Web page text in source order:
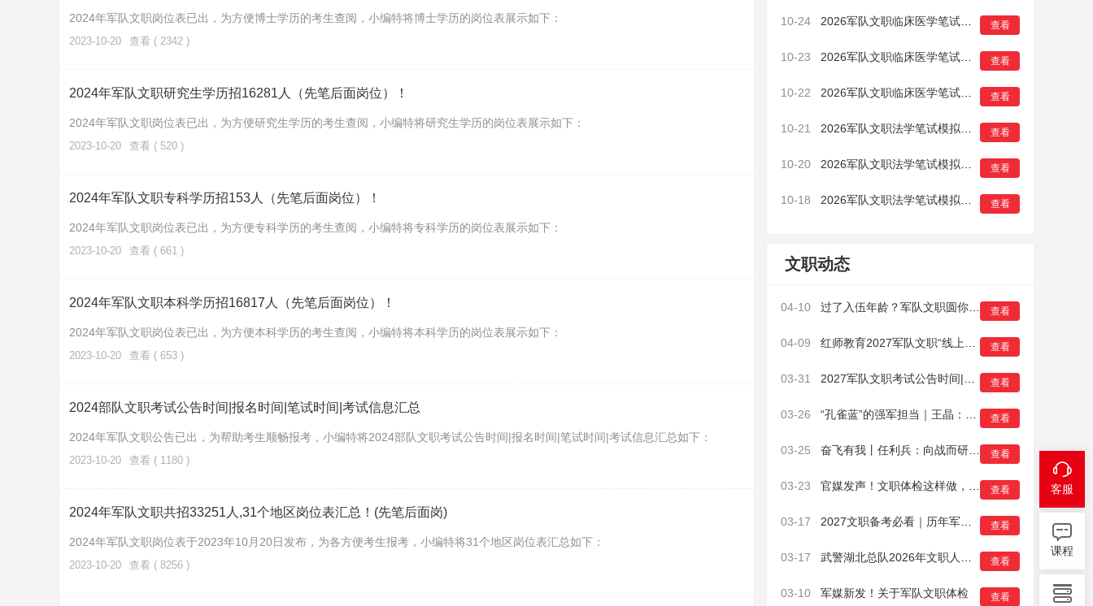
2024年军队文职岗位表已出，为方便博士学历的考生查阅，小编特将博士学历的岗位表展示如下：
2023-10-20 查看 ( 2342 )
2024年军队文职研究生学历招16281人（先笔后面岗位）！
2024年军队文职岗位表已出，为方便研究生学历的考生查阅，小编特将研究生学历的岗位表展示如下：
2023-10-20 查看 ( 520 )
2024年军队文职专科学历招153人（先笔后面岗位）！
2024年军队文职岗位表已出，为方便专科学历的考生查阅，小编特将专科学历的岗位表展示如下：
2023-10-20 查看 ( 661 )
2024年军队文职本科学历招16817人（先笔后面岗位）！
2024年军队文职岗位表已出，为方便本科学历的考生查阅，小编特将本科学历的岗位表展示如下：
2023-10-20 查看 ( 653 )
2024部队文职考试公告时间|报名时间|笔试时间|考试信息汇总
2024年军队文职公告已出，为帮助考生顺畅报考，小编特将2024部队文职考试公告时间|报名时间|笔试时间|考试信息汇总如下：
2023-10-20 查看 ( 1180 )
2024年军队文职共招33251人,31个地区岗位表汇总！(先笔后面岗)
2024年军队文职岗位表于2023年10月20日发布，为各方便考生报考，小编特将31个地区岗位表汇总如下：
2023-10-20 查看 ( 8256 )
10-24 查看
10-23 查看
10-22 查看
10-21 查看
10-20 查看
10-18 查看
文职动态
04-10 查看
04-09 查看
03-31 查看
03-26 查看
03-25 查看
03-23 查看
03-17 查看
03-17 查看
03-10 军媒新发！关于军队文职体检 查看
客服
课程